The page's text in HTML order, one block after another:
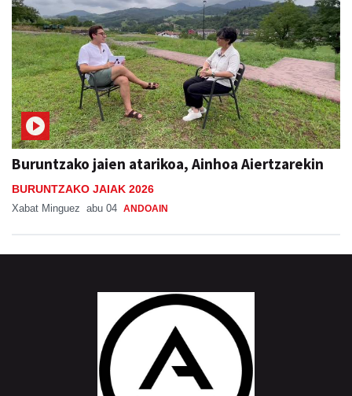
Buruntzako jaien atarikoa, Ainhoa Aiertzarekin
BURUNTZAKO JAIAK 2026
Xabat Minguez abu 04 ANDOAIN